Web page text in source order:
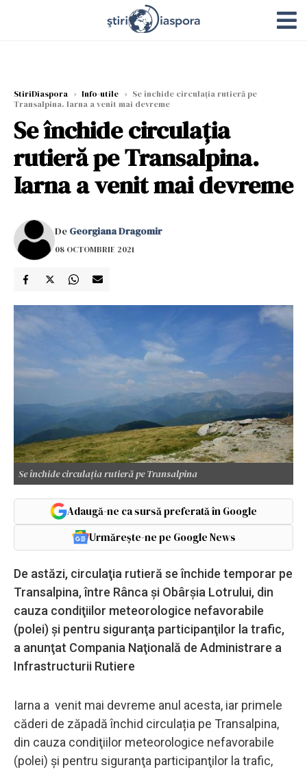
StiriDiaspora › Info-utile › Se închide circulația rutieră pe
Transalpina. Iarna a venit mai devreme
Se închide circulația
rutieră pe Transalpina.
Iarna a venit mai devreme
De Georgiana Dragomir
08 OCTOMBRIE 2021
Se închide circulația rutieră pe Transalpina
Adaugă-ne ca sursă preferată în Google
Urmărește-ne pe Google News
De astăzi, circulaţia rutieră se închide temporar pe
Transalpina, între Rânca şi Obârşia Lotrului, din
cauza condiţiilor meteorologice nefavorabile
(polei) şi pentru siguranţa participanţilor la trafic,
a anunţat Compania Naţională de Administrare a
Infrastructurii Rutiere
Iarna a venit mai devreme anul acesta, iar primele
căderi de zăpadă închid circulația pe Transalpina,
din cauza condiţiilor meteorologice nefavorabile
(polei) şi pentru siguranţa participanţilor la trafic,